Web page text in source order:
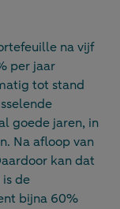
na vijf
per jaar
tot stand
goede jaren, in
Na afloop van
kan dat
de
bijna 60%